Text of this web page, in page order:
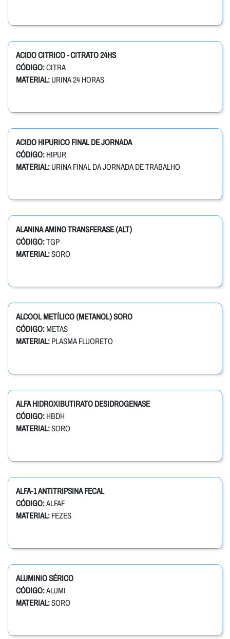
ACIDO CITRICO - CITRATO 24HS
CÓDIGO:CITRA
MATERIAL: URINA 24 HORAS
ACIDO HIPURICO FINAL DE JORNADA
CÓDIGO: HIPUR
MATERIAL: URINA FINAL DA JORNADA DE TRABALHO
ALANINA AMINO TRANSFERASE (ALT)
CÓDIGO:TGP
MATERIAL:SORO
ALCOOL METÍLICO (METANOL) SORO
CÓDIGO: METAS
MATERIAL: PLASMA FLUORETO
ALFA HIDROXIBUTIRATO DESIDROGENASE
CÓDIGO: HBDH
MATERIAL:SORO
ALFA-1 ANTITRIPSINA FECAL
CÓDIGO:ALFAF
MATERIAL: FEZES
ALUMINIO SÉRICO
CÓDIGO:ALUMI
MATERIAL:SORO